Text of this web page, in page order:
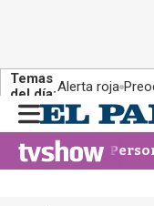
Temas
del día:Alerta roja
n
u